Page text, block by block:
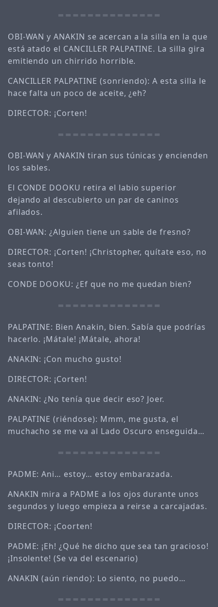
OBI-WAN y ANAKIN se acercan a la silla en la que
está atado el CANCILLER PALPATINE. La silla gira
emitiendo un chirrido horrible.
CANCILLER PALPATINE (sonriendo): A esta silla le
hace falta un poco de aceite, ¿eh?
DIRECTOR: ¡Corten!
OBI-WAN y ANAKIN tiran sus túnicas y encienden
los sables.
El CONDE DOOKU retira el labio superior
dejando al descubierto un par de caninos
afilados.
OBI-WAN: ¿Alguien tiene un sable de fresno?
DIRECTOR: ¡Corten! ¡Christopher, quítate eso, no
seas tonto!
CONDE DOOKU: ¿Ef que no me quedan bien?
PALPATINE: Bien Anakin, bien. Sabía que podrías
hacerlo. ¡Mátale! ¡Mátale, ahora!
ANAKIN: ¡Con mucho gusto!
DIRECTOR: ¡Corten!
ANAKIN: ¿No tenía que decir eso? Joer.
PALPATINE (riéndose): Mmm, me gusta, el
muchacho se me va al Lado Oscuro enseguida…
PADME: Ani… estoy… estoy embarazada.
ANAKIN mira a PADME a los ojos durante unos
segundos y luego empieza a reirse a carcajadas.
DIRECTOR: ¡Coorten!
PADME: ¡Eh! ¿Qué he dicho que sea tan gracioso!
¡Insolente! (Se va del escenario)
ANAKIN (aún riendo): Lo siento, no puedo…